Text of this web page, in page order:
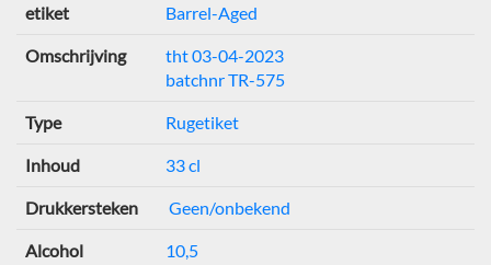
etiket
Barrel-Aged
Omschrijving
tht 03-04-2023
batchnr TR-575
Type Rugetiket
Inhoud 33 cl
Drukkersteken Geen/onbekend
Alcohol 10,5